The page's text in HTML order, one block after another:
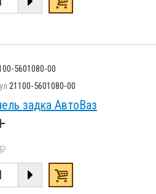
5601080-00
21100-5601080-00
задка АвтоВаз